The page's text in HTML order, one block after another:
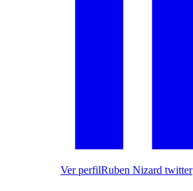
Ver perfilRuben Nizard twitter